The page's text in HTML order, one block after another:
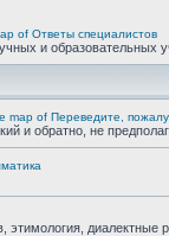
of Ответы специалистов
и
map of Переведите,
и обратно, не
этимология, диалектные